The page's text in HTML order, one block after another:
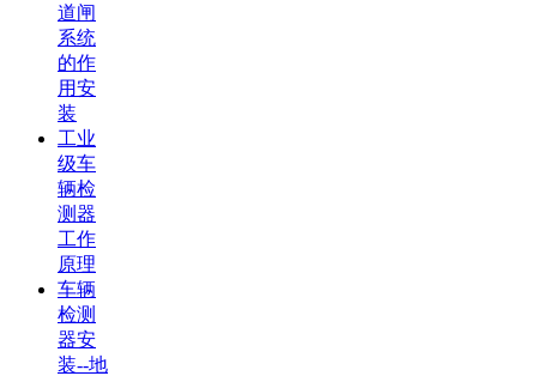
道闸
系统
的作
用安
装
工业
级车
辆检
测器
工作
原理
车辆
检测
器安
装--地